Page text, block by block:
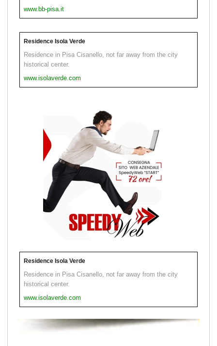
www.bb-pisa.it
Residence Isola Verde
Residence in Pisa Cisanello, not far away from the city
historical center.
www.isolaverde.com
Residence Isola Verde
Residence in Pisa Cisanello, not far away from the city
historical center.
www.isolaverde.com